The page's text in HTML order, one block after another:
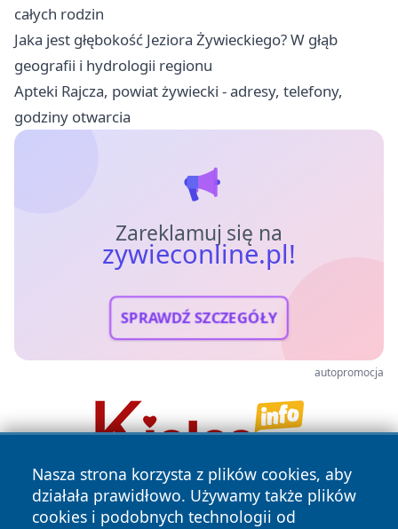
całych rodzin
Jaka jest głębokość Jeziora Żywieckiego? W głąb
geografii i hydrologii regionu
Apteki Rajcza, powiat żywiecki - adresy, telefony,
godziny otwarcia
Zareklamuj się na
zywieconline.pl!
SPRAWDŹ SZCZEGÓŁY
autopromocja
Nasza strona korzysta z plików cookies, aby
działała prawidłowo. Używamy także plików
cookies i podobnych technologii od